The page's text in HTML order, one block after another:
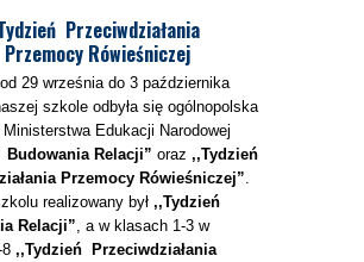
Przeciwdziałania
Przemocy Rówieśniczej
29 września do 3 października
szkole odbyła się ogólnopolska
Edukacji Narodowej
Relacji” oraz ,,Tydzień
Przemocy Rówieśniczej”
realizowany był ,,Tydzień
Relacji” , a w klasach 1-3 w
,,Tydzień Przeciwdziałania